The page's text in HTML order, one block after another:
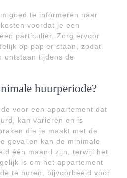
goed te informeren naar
voordat je een
particulier. Zorg ervoor
op papier staan, zodat
ontstaan tijdens de
huurperiode?
voor een appartement dat
kan variëren en is
die je maakt met de
gevallen kan de minimale
één maand zijn, terwijl het
is om het appartement
te huren, bijvoorbeeld voor